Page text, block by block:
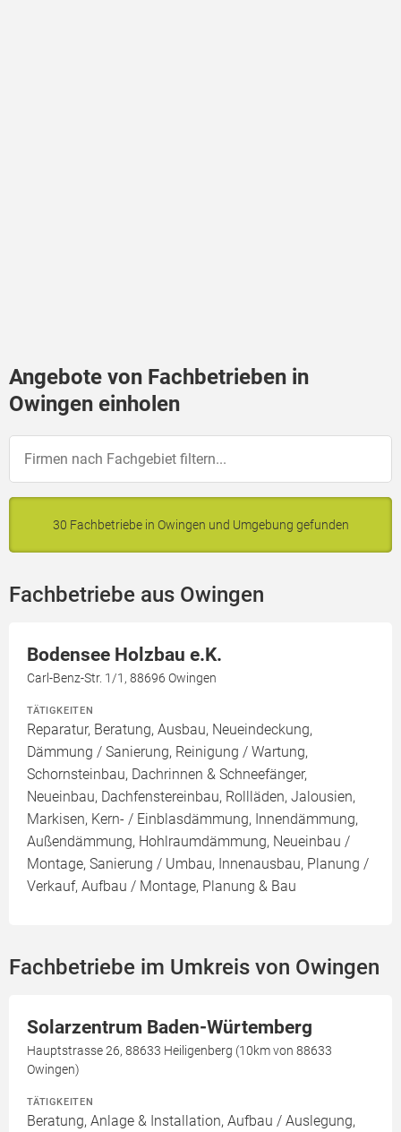
Angebote von Fachbetrieben in
Owingen einholen
30 Fachbetriebe in Owingen und Umgebung gefunden
Fachbetriebe aus Owingen
Bodensee Holzbau e.K.
Carl-Benz-Str. 1/1, 88696 Owingen
TÄTIGKEITEN
Reparatur, Beratung, Ausbau, Neueindeckung,
Dämmung / Sanierung, Reinigung / Wartung,
Schornsteinbau, Dachrinnen & Schneefänger,
Neueinbau, Dachfenstereinbau, Rollläden, Jalousien,
Markisen, Kern- / Einblasdämmung, Innendämmung,
Außendämmung, Hohlraumdämmung, Neueinbau /
Montage, Sanierung / Umbau, Innenausbau, Planung /
Verkauf, Aufbau / Montage, Planung & Bau
Fachbetriebe im Umkreis von Owingen
Solarzentrum Baden-Würtemberg
Hauptstrasse 26, 88633 Heiligenberg (10km von 88633
Owingen)
TÄTIGKEITEN
Beratung, Anlage & Installation, Aufbau / Auslegung,